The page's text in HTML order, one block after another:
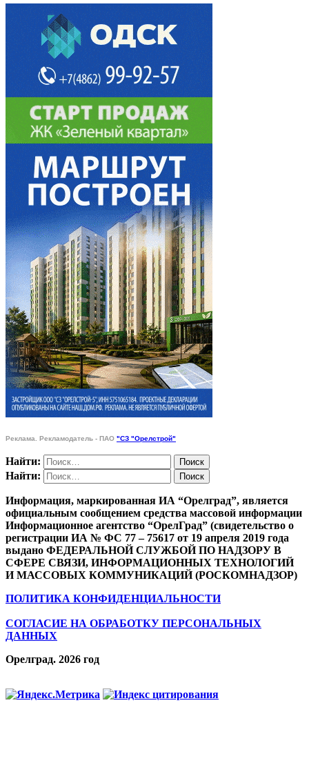
Реклама. Рекламодатель - ПАО "СЗ "Орелстрой"
Найти:
Найти:
Информация, маркированная ИА “Орелград”, является
официальным сообщением средства массовой информации
Информационное агентство “ОрелГрад” (свидетельство о
регистрации ИА № ФС 77 – 75617 от 19 апреля 2019 года
выдано ФЕДЕРАЛЬНОЙ СЛУЖБОЙ ПО НАДЗОРУ В
СФЕРЕ СВЯЗИ, ИНФОРМАЦИОННЫХ ТЕХНОЛОГИЙ
И МАССОВЫХ КОММУНИКАЦИЙ (РОСКОМНАДЗОР)
ПОЛИТИКА КОНФИДЕНЦИАЛЬНОСТИ
СОГЛАСИЕ НА ОБРАБОТКУ ПЕРСОНАЛЬНЫХ
ДАННЫХ
Орелград. 2026 год